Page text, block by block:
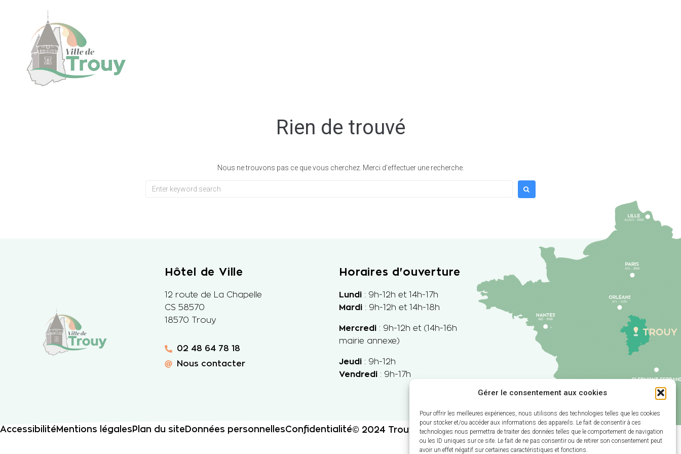
Gérer le consentement aux cookies
Pour offrir les meilleures expériences, nous utilisons des technologies telles que les cookies
pour stocker et/ou accéder aux informations des appareils. Le fait de consentir à ces
technologies nous permettra de traiter des données telles que le comportement de navigation
ou les ID uniques sur ce site. Le fait de ne pas consentir ou de retirer son consentement peut
avoir un effet négatif sur certaines caractéristiques et fonctions.
Rien de trouvé
Nous ne trouvons pas ce que vous cherchez. Merci d’effectuer une recherche.
Hôtel de Ville
12 route de La Chapelle
CS 58570
18570 Trouy
02 48 64 78 18
Nous contacter
Horaires d'ouverture
Lundi : 9h-12h et 14h-17h
Mardi : 9h-12h et 14h-18h
Mercredi : 9h-12h et (14h-16h
mairie annexe)
Jeudi : 9h-12h
Vendredi : 9h-17h
AccessibilitéMentions légales Plan du site Données personnellesConfidentialité© 2024 Trouy - Propulsé par Utopia